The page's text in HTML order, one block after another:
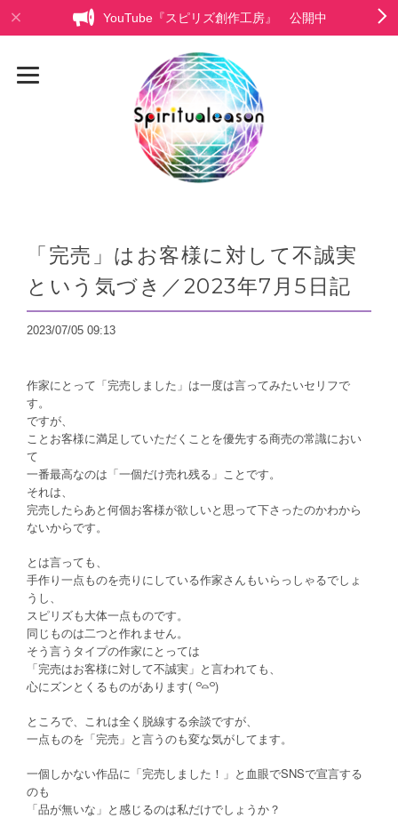
YouTube『スピリズ創作工房』 公開中
「完売」はお客様に対して不誠実
という気づき／2023年7月5日記
2023/07/05 09:13
作家にとって「完売しました」は一度は言ってみたいセリフで
す。
ですが、
ことお客様に満足していただくことを優先する商売の常識におい
て
一番最高なのは「一個だけ売れ残る」ことです。
それは、
完売したらあと何個お客様が欲しいと思って下さったのかわから
ないからです。
とは言っても、
手作り一点ものを売りにしている作家さんもいらっしゃるでしょ
うし、
スピリズも大体一点ものです。
同じものは二つと作れません。
そう言うタイプの作家にとっては
「完売はお客様に対して不誠実」と言われても、
心にズンとくるものがあります( ꒪⌓꒪)
ところで、これは全く脱線する余談ですが、
一点ものを「完売」と言うのも変な気がしてます。
一個しかない作品に「完売しました！」と血眼でSNSで宣言する
のも
「品が無いな」と感じるのは私だけでしょうか？